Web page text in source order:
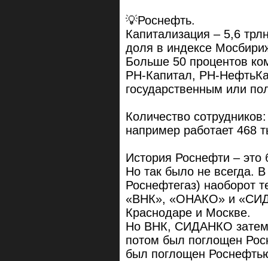
💡Роснефть.
Капитализация – 5,6
доля в индексе
Больше 50 процентов
РН-Капитал, РН-
государственным или
Количество
например работает 468
История Роснефти –
Но так было не всегда.
Роснефтегаз) наоборот
«ВНК», «ОНАКО» и
Краснодаре и Москве.
Но ВНК, СИДАНКО затем
потом был поглощен
был поглощен